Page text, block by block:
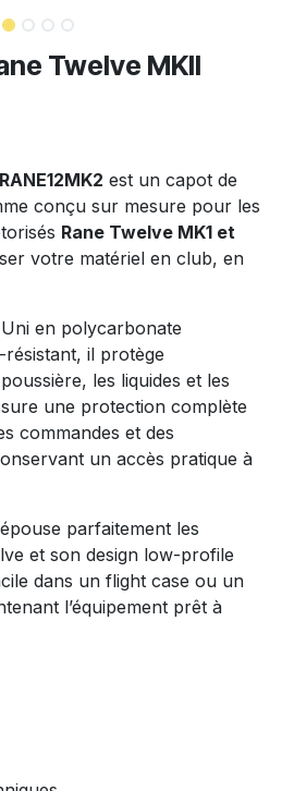
Twelve MKII
est un capot de
conçu sur mesure pour les
Rane Twelve MK1 et
votre matériel en club, en
en polycarbonate
il protège
les liquides et les
une protection complète
commandes et des
un accès pratique à
parfaitement les
et son design low-profile
dans un flight case ou un
l’équipement prêt à